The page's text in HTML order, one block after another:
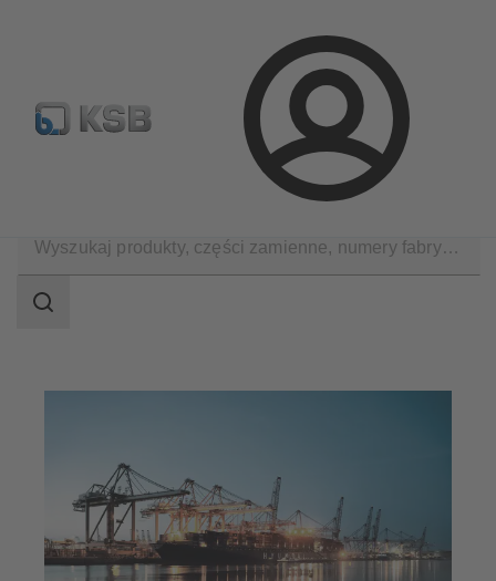
Login
Wyszukiwanie części zamiennych Konfiguracja produktu
Przemysł morski
wyszukiwania
Zakres